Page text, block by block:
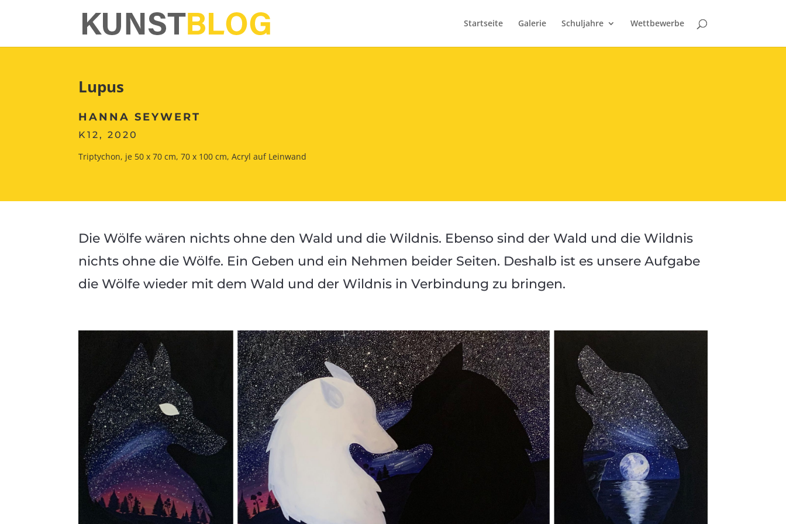
Startseite Galerie Schuljahre Wettbewerbe
Lupus
HANNA SEYWERT
K12, 2020
Triptychon, je 50 x 70 cm, 70 x 100 cm, Acryl auf Leinwand
Die Wölfe wären nichts ohne den Wald und die Wildnis. Ebenso sind der Wald und die Wildnis
nichts ohne die Wölfe. Ein Geben und ein Nehmen beider Seiten. Deshalb ist es unsere Aufgabe
die Wölfe wieder mit dem Wald und der Wildnis in Verbindung zu bringen.